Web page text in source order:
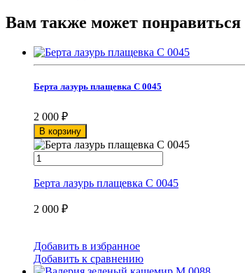
Вам также может понравиться
Берта лазурь плащевка С 0045
2 000 ₽
В корзину
Берта лазурь плащевка С 0045
2 000 ₽
Добавить в избранное
Добавить к сравнению